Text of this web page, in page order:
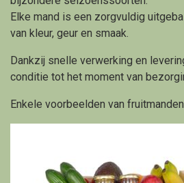
Elke mand is een zorgvuldig
van kleur, geur en smaak.
Dankzij snelle verwerking en
conditie tot het moment van
Enkele voorbeelden van